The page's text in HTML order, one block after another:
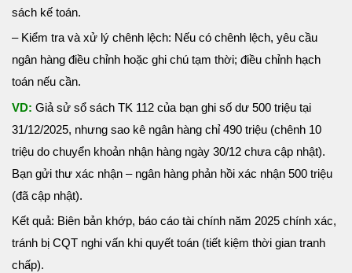
sách kế toán.
– Kiểm tra và xử lý chênh lệch: Nếu có chênh lệch, yêu cầu
ngân hàng điều chỉnh hoặc ghi chú tạm thời; điều chỉnh hạch
toán nếu cần.
VD: Giả sử sổ sách TK 112 của bạn ghi số dư 500 triệu tại
31/12/2025, nhưng sao kê ngân hàng chỉ 490 triệu (chênh 10
triệu do chuyển khoản nhận hàng ngày 30/12 chưa cập nhật).
Bạn gửi thư xác nhận – ngân hàng phản hồi xác nhận 500 triệu
(đã cập nhật).
Kết quả: Biên bản khớp, báo cáo tài chính năm 2025 chính xác,
tránh bị CQT nghi vấn khi quyết toán (tiết kiệm thời gian tranh
chấp).